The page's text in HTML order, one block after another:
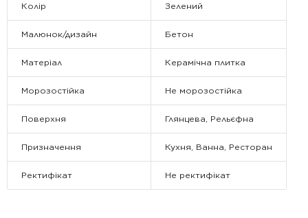
Колір Зелений
Малюнок/дизайн Бетон
Матеріал Керамічна плитка
Морозостійка Не морозостійка
Поверхня Глянцева, Рельєфна
Призначення Кухня, Ванна, Ресторан
Ректифікат Не ректифікат